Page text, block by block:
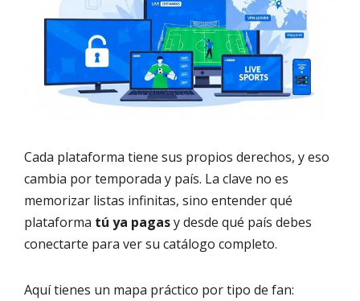
Cada plataforma tiene sus propios derechos, y eso
cambia por temporada y país. La clave no es
memorizar listas infinitas, sino entender qué
plataforma tú ya pagasy desde qué país debes
conectarte para ver su catálogo completo.
Aquí tienes un mapa práctico por tipo de fan: